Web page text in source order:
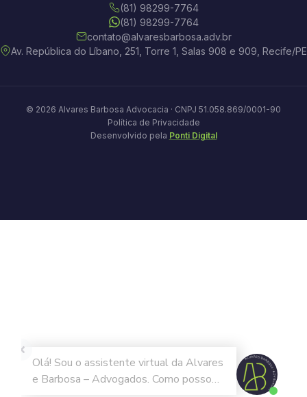
(81) 98299-7764
(81) 98299-7764
contato@alvaresbarbosa.adv.br
Av. República do Líbano, 251, Torre 1, Salas 908 e 909, Recife/PE
© 2026 Alvares Barbosa Advocacia · CNPJ 51.058.869/0001-90
Política de Privacidade
Desenvolvido pela Ponti Digital